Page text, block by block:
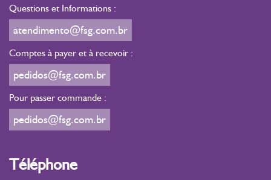
Questions et Informations :
atendimento@fsg.com.br
Comptes à payer et à recevoir :
pedidos@fsg.com.br
Pour passer commande :
pedidos@fsg.com.br
Téléphone